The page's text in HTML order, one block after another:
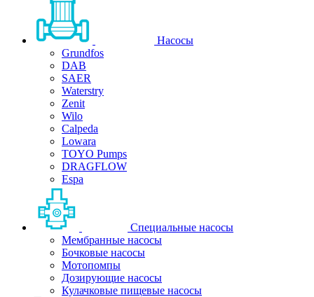
Насосы
Grundfos
DAB
SAER
Waterstry
Zenit
Wilo
Calpeda
Lowara
TOYO Pumps
DRAGFLOW
Espa
Специальные насосы
Мембранные насосы
Бочковые насосы
Мотопомпы
Дозирующие насосы
Кулачковые пищевые насосы